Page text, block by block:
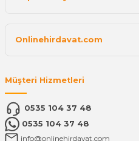
Onlinehirdavat.com
Müşteri Hizmetleri
0535 104 37 48
0535 104 37 48
info@onlinehirdavat.com